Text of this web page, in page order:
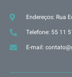
Endereços: Rua
Telefone: 55 11
E-mail: